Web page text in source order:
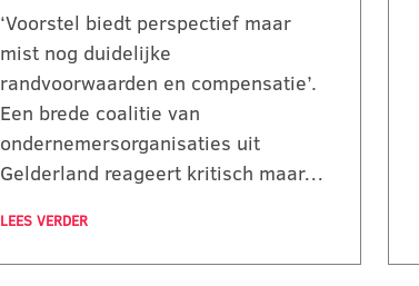
‘Voorstel biedt perspectief maar
mist nog duidelijke
randvoorwaarden en compensatie’.
Een brede coalitie van
ondernemersorganisaties uit
Gelderland reageert kritisch maar…
LEES VERDER